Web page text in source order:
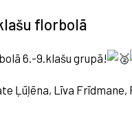
florbolā
6.-9.klašu grupā!
Ļūļēna, Līva